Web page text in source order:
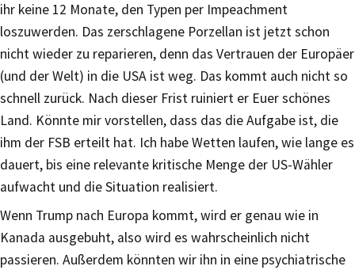
ihr keine 12 Monate, den Typen per Impeachment
loszuwerden. Das zerschlagene Porzellan ist jetzt schon
nicht wieder zu reparieren, denn das Vertrauen der Europäer
(und der Welt) in die USA ist weg. Das kommt auch nicht so
schnell zurück. Nach dieser Frist ruiniert er Euer schönes
Land. Könnte mir vorstellen, dass das die Aufgabe ist, die
ihm der FSB erteilt hat. Ich habe Wetten laufen, wie lange es
dauert, bis eine relevante kritische Menge der US-Wähler
aufwacht und die Situation realisiert.
Wenn Trump nach Europa kommt, wird er genau wie in
Kanada ausgebuht, also wird es wahrscheinlich nicht
passieren. Außerdem könnten wir ihn in eine psychiatrische